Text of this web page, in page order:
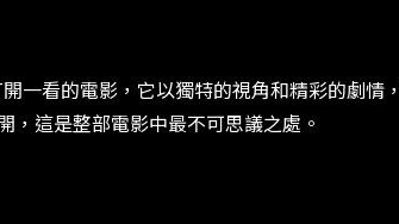
一看的電影，它以獨特的視角和精彩的劇
，這是整部電影中最不可思議之處。